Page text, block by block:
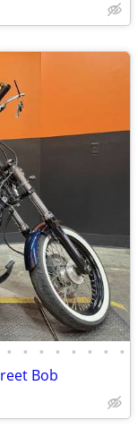
• • • • • • • •
Bob